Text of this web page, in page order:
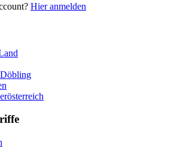
Hier anmelden